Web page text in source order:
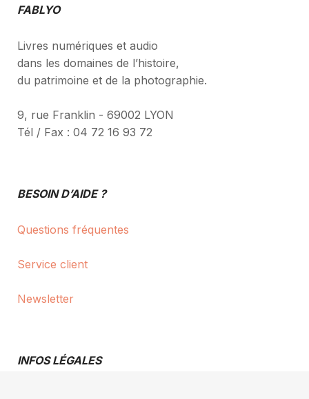
FABLYO
Livres numériques et audio
dans les domaines de l’histoire,
du patrimoine et de la photographie.
9, rue Franklin - 69002 LYON
Tél / Fax : 04 72 16 93 72
BESOIN D’AIDE ?
Questions fréquentes
Service client
Newsletter
INFOS LÉGALES